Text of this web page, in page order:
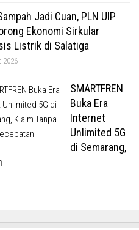
Jadi Cuan, PLN UIP
Ekonomi Sirkular
Listrik di Salatiga
2026
SMARTFREN
Buka Era
Internet
Unlimited 5G
di Semarang,